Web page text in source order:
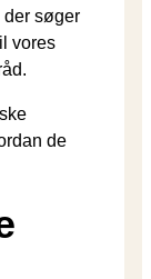
der søger
vores
de